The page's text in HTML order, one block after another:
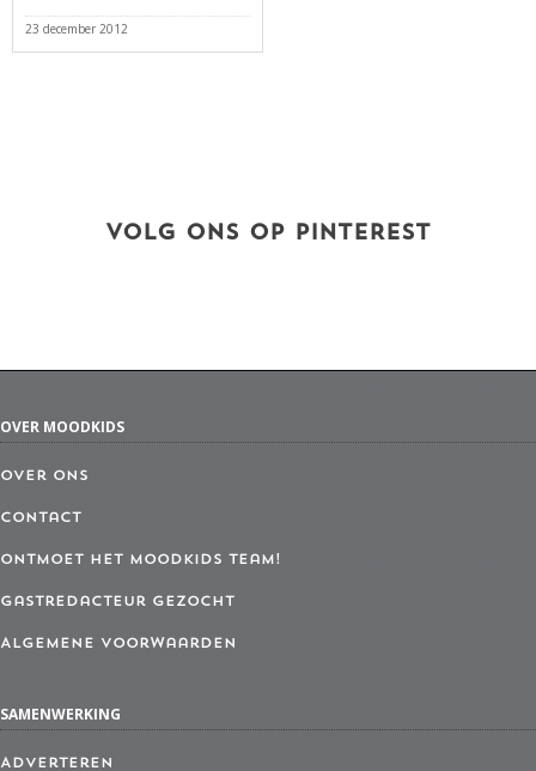
23 december 2012
VOLG ONS OP PINTEREST
OVER MOODKIDS
Over ons
Contact
Ontmoet het MoodKids Team!
Gastredacteur gezocht
Algemene Voorwaarden
SAMENWERKING
Adverteren